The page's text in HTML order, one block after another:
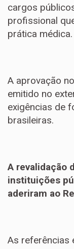
cargos
profissional
prática médica.
A aprovação
emitido no
exigências de
brasileiras.
A revalidação
instituições
aderiram ao
As referências